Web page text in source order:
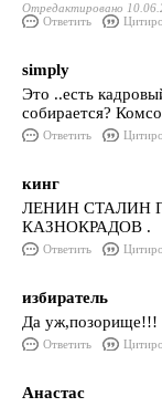
Отредактировано
Ответить
simply
Это ..есть
собирается?
Ответить
кинг
ЛЕНИН СТАЛИН
КАЗНОКРАДОВ .
Ответить
избиратель
Да уж,позорище!!!
Ответить
Анастас